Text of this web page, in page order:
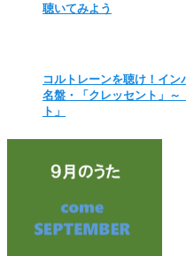
聴いてみよう
コルトレーンを聴け！イン
名盤・「クレッセント」～
ト」